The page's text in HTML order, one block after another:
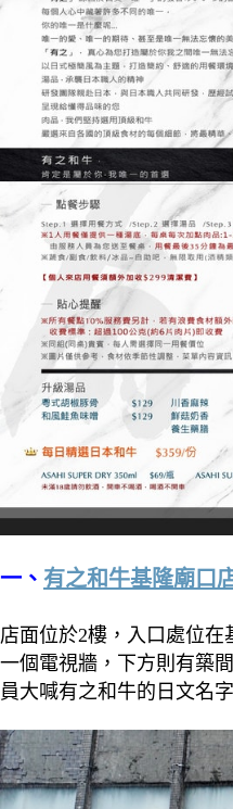
一、 有之和牛基隆廟口
店面位於2樓，入口處位
一個電視牆，下方則有築
員大喊有之和牛的日文名字